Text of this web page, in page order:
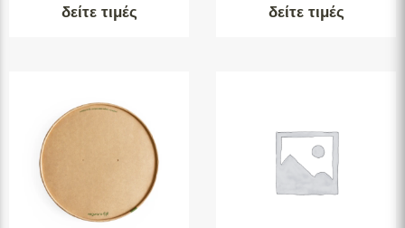
δείτε τιμές
δείτε τιμές